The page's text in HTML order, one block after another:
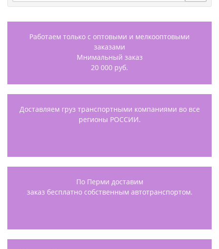
Работаем только с оптовыми и мелкооптовыми
заказами
Мнимальный заказ
20 000 руб.
Доставляем груз транспортными компаниями во все
регионы РОССИИ.
По Перми доставим
заказ бесплатно собственным автотранспортом.